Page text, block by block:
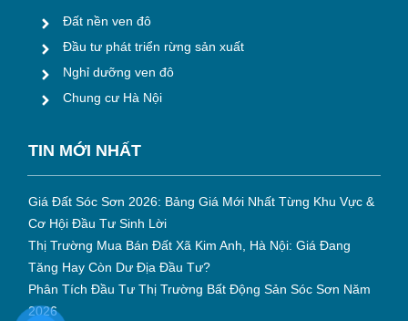
Đất nền ven đô
Đầu tư phát triển rừng sản xuất
Nghỉ dưỡng ven đô
Chung cư Hà Nội
TIN MỚI NHẤT
Giá Đất Sóc Sơn 2026: Bảng Giá Mới Nhất Từng Khu Vực &
Cơ Hội Đầu Tư Sinh Lời
Thị Trường Mua Bán Đất Xã Kim Anh, Hà Nội: Giá Đang
Tăng Hay Còn Dư Địa Đầu Tư?
Phân Tích Đầu Tư Thị Trường Bất Động Sản Sóc Sơn Năm
2026